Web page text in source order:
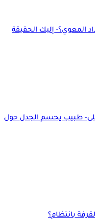
المعوي؟- إليك الحقيقة
طبيب يحسم الجدل حول
بانتظام؟